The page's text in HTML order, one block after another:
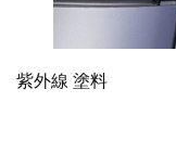
紫外線 塗料